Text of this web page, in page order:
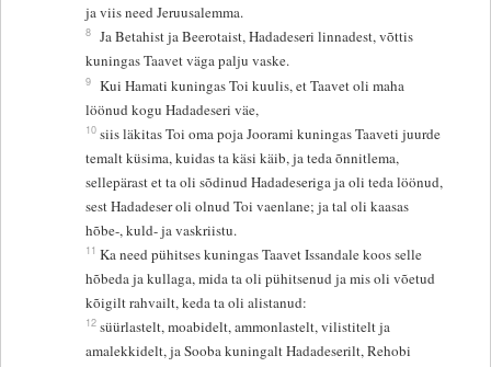
ja viis need Jeruusalemma.
8 Ja Betahist ja Beerotaist, Hadadeseri linnadest, võttis
kuningas Taavet väga palju vaske.
9 Kui Hamati kuningas Toi kuulis, et Taavet oli maha
löönud kogu Hadadeseri väe,
10 siis läkitas Toi oma poja Joorami kuningas Taaveti juurde
temalt küsima, kuidas ta käsi käib, ja teda õnnitlema,
sellepärast et ta oli sõdinud Hadadeseriga ja oli teda löönud,
sest Hadadeser oli olnud Toi vaenlane; ja tal oli kaasas
hõbe-, kuld- ja vaskriistu.
11 Ka need pühitses kuningas Taavet Issandale koos selle
hõbeda ja kullaga, mida ta oli pühitsenud ja mis oli võetud
kõigilt rahvailt, keda ta oli alistanud:
12 süürlastelt, moabidelt, ammonlastelt, vilistitelt ja
amalekkidelt, ja Sooba kuningalt Hadadeserilt, Rehobi